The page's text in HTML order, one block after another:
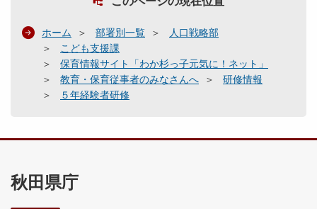
ホーム 部署別一覧
人口戦略部
こども支援課
保育情報サイト「わか杉っ子元気に！ネット」
教育・保育従事者のみなさんへ
研修情報
５年経験者研修
秋田県庁